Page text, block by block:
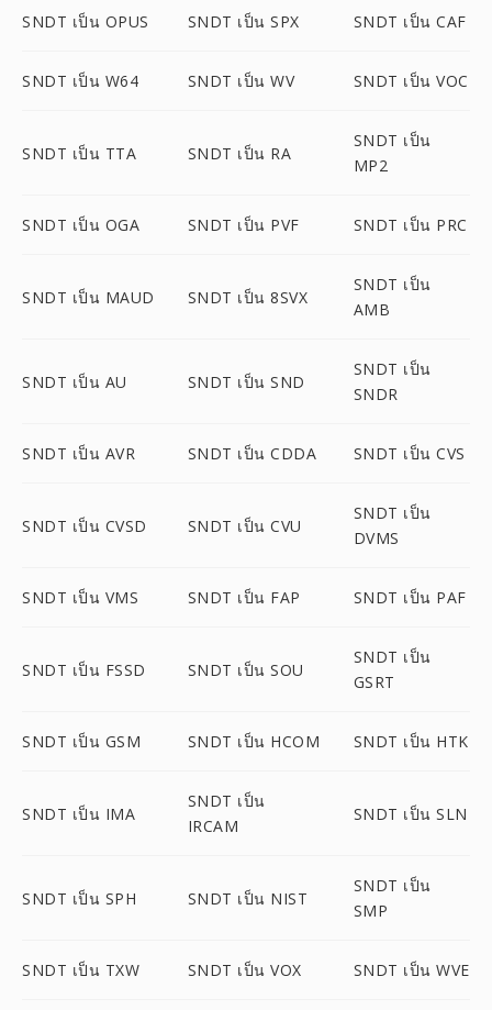
SNDT เป็น OPUS SNDT เป็น SPX SNDT เป็น CAF
SNDT เป็น W64 SNDT เป็น WV SNDT เป็น VOC
SNDT เป็น TTA SNDT เป็น RA
SNDT เป็น
MP2
SNDT เป็น OGA SNDT เป็น PVF SNDT เป็น PRC
SNDT เป็น MAUD SNDT เป็น 8SVX
SNDT เป็น
AMB
SNDT เป็น AU SNDT เป็น SND
SNDT เป็น
SNDR
SNDT เป็น AVR SNDT เป็น CDDA SNDT เป็น CVS
SNDT เป็น CVSD SNDT เป็น CVU
SNDT เป็น
DVMS
SNDT เป็น VMS SNDT เป็น FAP SNDT เป็น PAF
SNDT เป็น FSSD SNDT เป็น SOU
SNDT เป็น
GSRT
SNDT เป็น GSM SNDT เป็น HCOM SNDT เป็น HTK
SNDT เป็น IMA
SNDT เป็น
IRCAM
SNDT เป็น SLN
SNDT เป็น SPH SNDT เป็น NIST
SNDT เป็น
SMP
SNDT เป็น TXW SNDT เป็น VOX SNDT เป็น WVE